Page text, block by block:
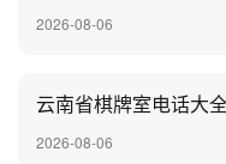
2026-08-06
云南省棋牌室电话大
2026-08-06